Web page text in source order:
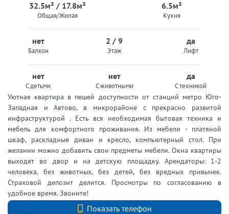
32.5м² / 17.8м²
Общая/Жилая
6.5м²
Кухня
нет
Балкон
2 / 9
Этаж
да
Лифт
нет
С детьми
нет
С животными
да
С техникой
Уютная квартира в пешей доступности от станций метро Юго-
Западная и Автово, в микрорайоне с прекрасно развитой
инфраструктурой . Есть вся необходимая бытовая техника и
мебель для комфортного проживания. Из мебели - платяной
шкаф, раскладные диван и кресло, компьютерный стол. При
желании можно добавить свои предметы мебели. Окна квартиры
выходят во двор и на детскую площадку. Арендаторы: 1-2
человека, без животных, без детей, без вредных привычек.
Страховой депозит делится. Просмотры по согласованию в
удобное время. Звоните!
Показать телефон
+7 (812) 740-70-40